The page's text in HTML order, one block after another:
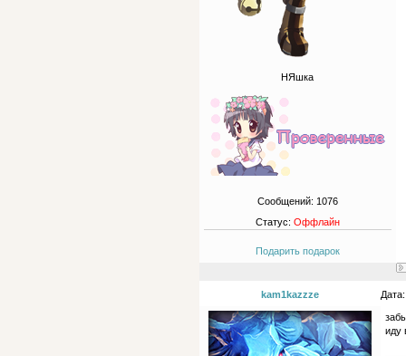
НЯшка
Сообщений: 1076
Статус: Оффлайн
Подарить подарок
kam1kazzze
иду